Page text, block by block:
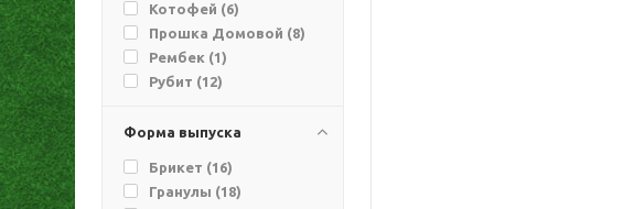
Котофей (6)
Прошка Домовой (8)
Рембек (1)
Рубит (12)
ЭФА (8)
Форма выпуска
Брикет (16)
Гранулы (18)